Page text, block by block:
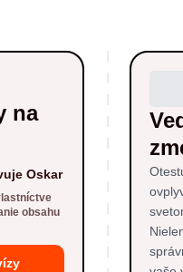
na
Oskar
obsahu